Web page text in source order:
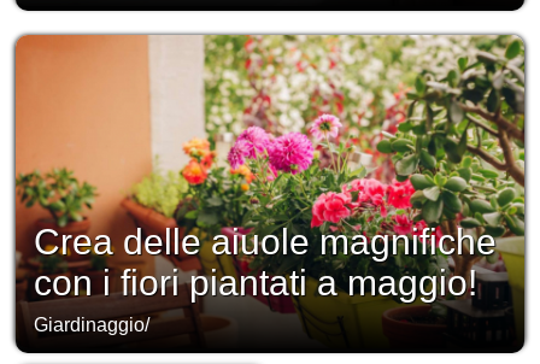
Crea delle aiuole magnifiche
con i fiori piantati a maggio!
Giardinaggio/